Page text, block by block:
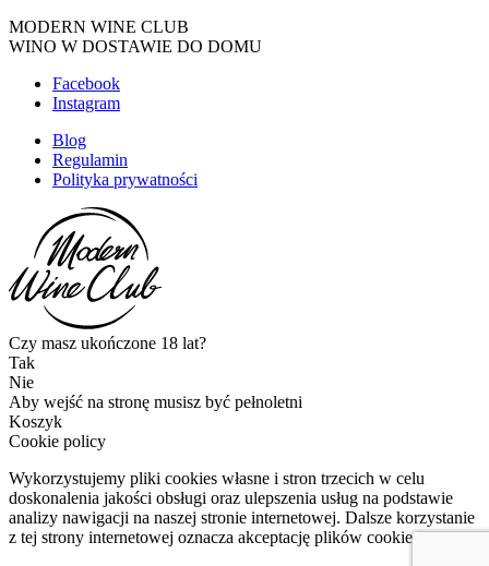
MODERN WINE CLUB
WINO W DOSTAWIE DO DOMU
Facebook
Instagram
Blog
Regulamin
Polityka prywatności
Czy masz ukończone 18 lat?
Tak
Nie
Aby wejść na stronę musisz być pełnoletni
Koszyk
Cookie policy
Wykorzystujemy pliki cookies własne i stron trzecich w celu
doskonalenia jakości obsługi oraz ulepszenia usług na podstawie
analizy nawigacji na naszej stronie internetowej. Dalsze korzystanie
z tej strony internetowej oznacza akceptację plików cookies.